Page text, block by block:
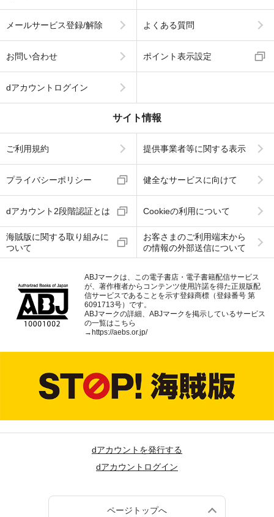
メールサービス登録/解除 よくある質問
お問い合わせ ポイント表示設定
dアカウントログイン
サイト情報
ご利用規約 提供事業者等に関する表示
プライバシーポリシー 健全なサービスに向けて
dアカウント2段階認証とは Cookieの利用について
海賊版に関する取り組みに
ついて
お客さまのご利用端末から
の情報の外部送信について
ABJマークは、この電子書店・電子書籍配信サービス
が、著作権者からコンテンツ使用許諾を得た正規版配
信サービスであることを示す登録商標（登録番号 第
6091713号）です。
ABJマークの詳細、ABJマークを掲示しているサービス
の一覧はこちら
→ https://aebs.or.jp/
dアカウントを発行する
dアカウントログイン
ページトップへ